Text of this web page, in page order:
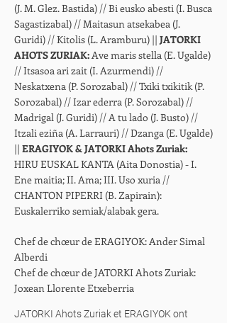
(J. M. Glez. Bastida) // Bi eusko abesti (I. Busca
Sagastizabal) // Maitasun atsekabea (J.
Guridi) // Kitolis (L. Aramburu) || JATORKI
AHOTS ZURIAK:Ave maris stella (E. Ugalde)
// Itsasoa ari zait (I. Azurmendi) //
Neskatxena (P. Sorozabal) // Txiki txikitik (P.
Sorozabal) // Izar ederra (P. Sorozabal) //
Madrigal (J. Guridi) // A tu lado (J. Busto) //
Itzali eziña (A. Larrauri) // Dzanga (E. Ugalde)
|| ERAGIYOK & JATORKI Ahots Zuriak:
HIRU EUSKAL KANTA (Aita Donostia) - I.
Ene maitia; II. Ama; III. Uso xuria //
CHANTON PIPERRI (B. Zapirain):
Euskalerriko semiak/alabak gera.
Chef de chœur de ERAGIYOK: Ander Simal
Alberdi
Chef de chœur de JATORKI Ahots Zuriak:
Joxean Llorente Etxeberria
JATORKI Ahots Zuriak et ERAGIYOK ont